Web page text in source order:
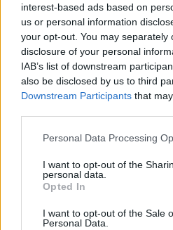
interest-based ads based on
us or personal information
your opt-out. You may separately
disclosure of your personal
IAB’s list of downstream
also be disclosed by us to third
Downstream Participants that
Personal Data Processing
I want to opt-out of the
personal data.
Opted In
I want to opt-out of the Sale
Personal Data.
Nasi autorzy
Dominik Derlicki
Abp Sławoj Leszek Głódź